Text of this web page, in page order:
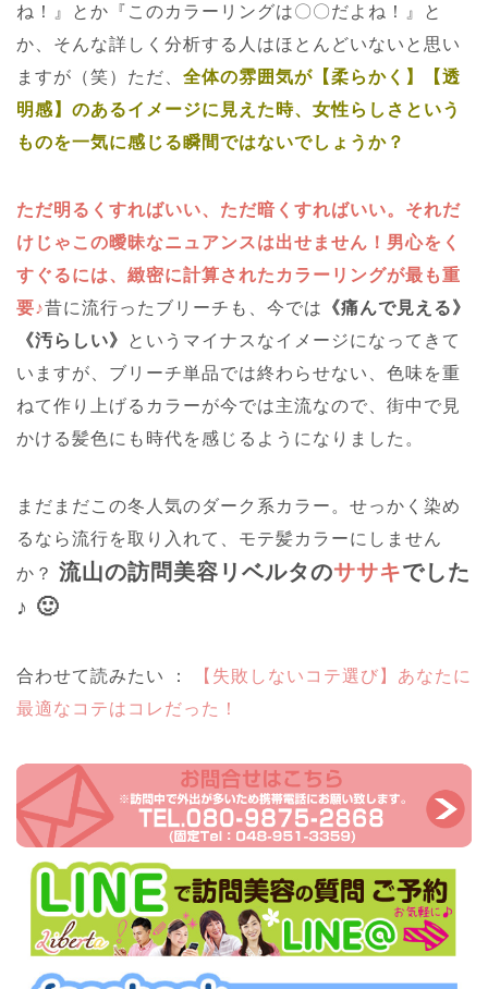
ね！』とか『このカラーリングは〇〇だよね！』と
か、そんな詳しく分析する人はほとんどいないと思い
ますが（笑）ただ、 全体の雰囲気が【柔らかく】【透
明感】のあるイメージに見えた時、女性らしさという
ものを一気に感じる瞬間ではないでしょうか？
ただ明るくすればいい、ただ暗くすればいい。それだ
けじゃこの曖昧なニュアンスは出せません！男心をく
すぐるには、緻密に計算されたカラーリングが最も重
要♪昔に流行ったブリーチも、今では
《痛んで見える》
《汚らしい》
というマイナスなイメージになってきて
いますが、ブリーチ単品では終わらせない、色味を重
ねて作り上げるカラーが今では主流なので、街中で見
かける髪色にも時代を感じるようになりました。
まだまだこの冬人気のダーク系カラー。せっかく染め
るなら流行を取り入れて、モテ髪カラーにしません
か？ 流山の訪問美容リベルタのササキでした
♪ 🙂
合わせて読みたい ：
【失敗しないコテ選び】あなたに
最適なコテはコレだった！